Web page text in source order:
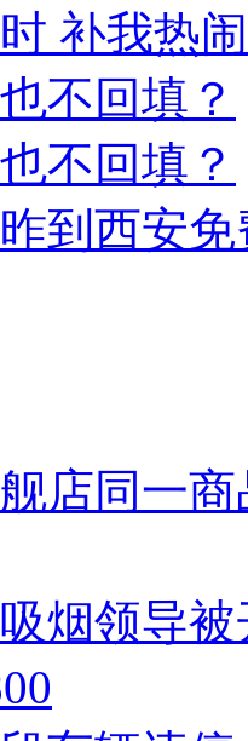
补我热
不回填？
不回填？
到西安
店同一
烟领导